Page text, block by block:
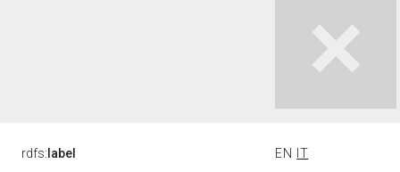
rdfs: label EN IT